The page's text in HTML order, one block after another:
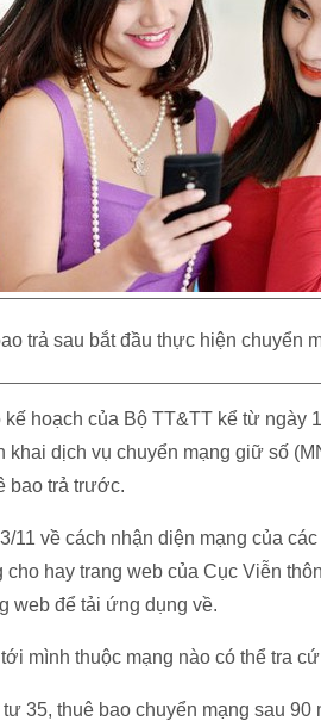
trả sau bắt đầu thực hiện chuyển
hoạch của Bộ TT&TT kể từ ngày
khai dịch vụ chuyển mạng giữ số
bao trả trước.
11 về cách nhận diện mạng của
hay trang web của Cục Viễn
web để tải ứng dụng về.
mình thuộc mạng nào có thể tra
35, thuê bao chuyển mạng sau